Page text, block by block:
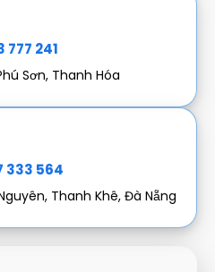
777 241
Sơn, Thanh Hóa
333 564
Thanh Khê, Đà Nẵng